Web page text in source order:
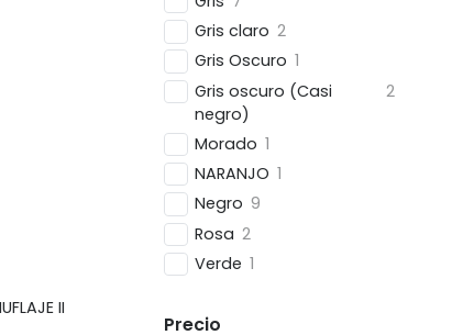
II
Gris claro 2
Gris Oscuro 1
Gris oscuro (Casi
negro)
2
Morado 1
NARANJO 1
Negro 9
Rosa 2
Verde 1
Precio